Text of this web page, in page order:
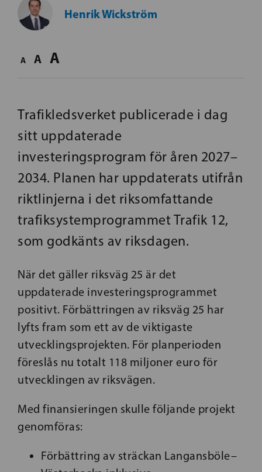
Henrik Wickström
A A A
Trafikledsverket publicerade i dag
sitt uppdaterade
investeringsprogram för åren 2027–
2034. Planen har uppdaterats utifrån
riktlinjerna i det riksomfattande
trafiksystemprogrammet Trafik 12,
som godkänts av riksdagen.
När det gäller riksväg 25 är det
uppdaterade investeringsprogrammet
positivt. Förbättringen av riksväg 25 har
lyfts fram som ett av de viktigaste
utvecklingsprojekten. För planperioden
föreslås nu totalt 118 miljoner euro för
utvecklingen av riksvägen.
Med finansieringen skulle följande projekt
genomföras:
Förbättring av sträckan Langansböle–